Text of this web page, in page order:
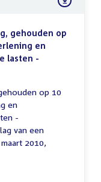
gehouden op
en
lasten -
op 10
en
-
van een
2010,